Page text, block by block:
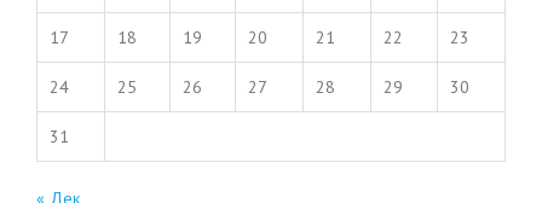
17 18 19 20 21 22 23
24 25 26 27 28 29 30
31
« Дек